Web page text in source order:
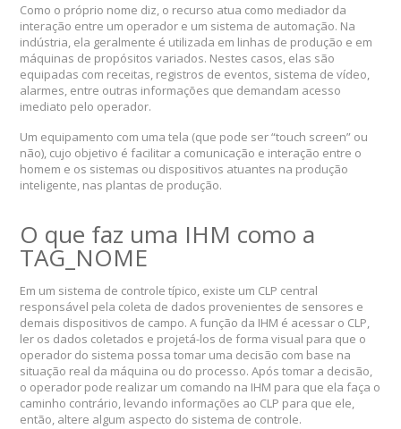
Como o próprio nome diz, o recurso atua como mediador da
interação entre um operador e um sistema de automação. Na
indústria, ela geralmente é utilizada em linhas de produção e em
máquinas de propósitos variados. Nestes casos, elas são
equipadas com receitas, registros de eventos, sistema de vídeo,
alarmes, entre outras informações que demandam acesso
imediato pelo operador.
Um equipamento com uma tela (que pode ser “touch screen” ou
não), cujo objetivo é facilitar a comunicação e interação entre o
homem e os sistemas ou dispositivos atuantes na produção
inteligente, nas plantas de produção.
O que faz uma IHM como a
TAG_NOME
Em um sistema de controle típico, existe um CLP central
responsável pela coleta de dados provenientes de sensores e
demais dispositivos de campo. A função da IHM é acessar o CLP,
ler os dados coletados e projetá-los de forma visual para que o
operador do sistema possa tomar uma decisão com base na
situação real da máquina ou do processo. Após tomar a decisão,
o operador pode realizar um comando na IHM para que ela faça o
caminho contrário, levando informações ao CLP para que ele,
então, altere algum aspecto do sistema de controle.